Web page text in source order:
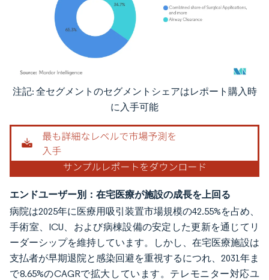
画像 © Mordor Intelligence。再利用にはCC BY 4.0の表示が必要です。
注記: 全セグメントのセグメントシェアはレポート購入時
に入手可能
エンドユーザー別：在宅医療が施設の成長を上回る
病院は2025年に医療用吸引装置市場規模の42.55%を占め、
手術室、ICU、および病棟設備の安定した更新を通じてリ
ーダーシップを維持しています。しかし、在宅医療施設は
支払者が早期退院と感染回避を重視するにつれ、2031年ま
で8.65%のCAGRで拡大しています。テレモニター対応ユ